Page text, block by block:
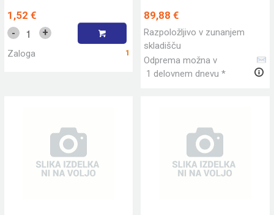
1,52 €
- +
Zaloga 1
89,88 €
Razpoložljivo v zunanjem
skladišču
Odprema možna v
1 delovnem dnevu *